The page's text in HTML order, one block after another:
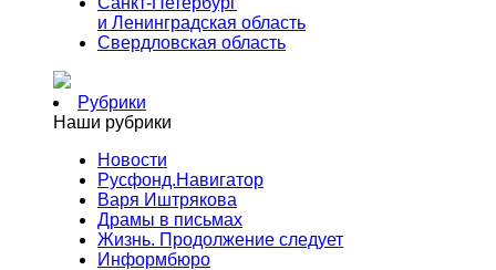
и Ленинградская область
Свердловская область
Рубрики
Наши рубрики
Новости
Русфонд.Навигатор
Варя Иштрякова
Драмы в письмах
Жизнь. Продолжение следует
Информбюро